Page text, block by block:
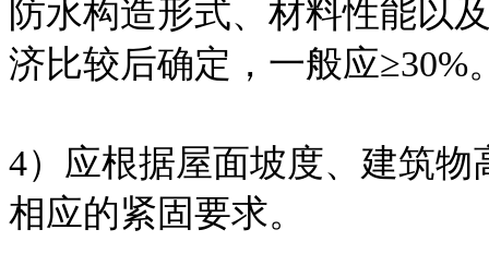
防水构造形式、材料性能以
济比较后确定，一般应≥30%
4）应根据屋面坡度、建筑
相应的紧固要求。